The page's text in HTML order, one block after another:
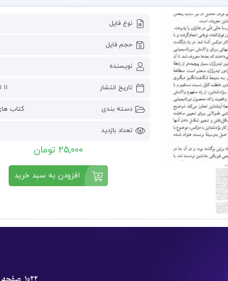
نوع فایل
حجم فایل
نویسنده
تاریخ انتشار 11 اکتبر 2024
دسته بندی کتاب
تعداد بازدید
25,000 تومان
افزودن به سبد خرید